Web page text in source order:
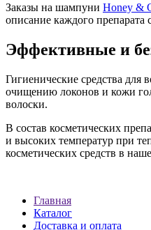
Заказы на шампуни Honey &
описание каждого препарата
Эффективные и
Гигиенические средства для
очищению локонов и кожи
волоски.
В состав косметических
и высоких температур при
косметических средств в
Главная
Каталог
Доставка и оплата